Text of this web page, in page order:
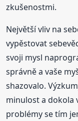
zkušenostmi.
Největší vliv na
vypěstovat
svoji mysl
správně a vaše
shazovalo.
minulost a dokola
problémy se tím